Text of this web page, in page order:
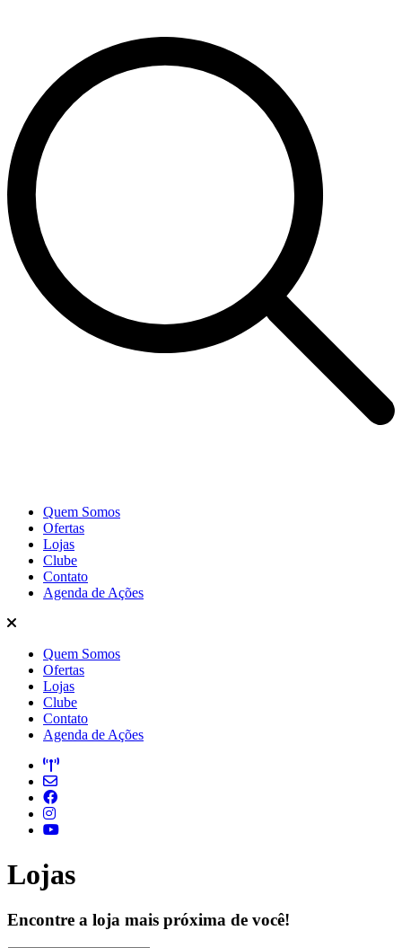
Quem Somos
Ofertas
Lojas
Clube
Contato
Agenda de Ações
Quem Somos
Ofertas
Lojas
Clube
Contato
Agenda de Ações
Lojas
Encontre a loja mais próxima de você!